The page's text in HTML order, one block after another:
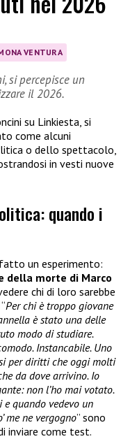
VENTURA
si percepisce un
il 2026.
su Linkiesta, si
come alcuni
o dello spettacolo,
in vesti nuove
quando i
un esperimento:
della morte di Marco
chi di loro sarebbe
Per chi è troppo giovane
è stato una delle
modo di studiare.
Instancabile. Uno
per diritti che oggi molti
da dove arrivino. Io
non l’ho mai votato.
quando vedevo un
me ne vergogno” sono
inviare come test.